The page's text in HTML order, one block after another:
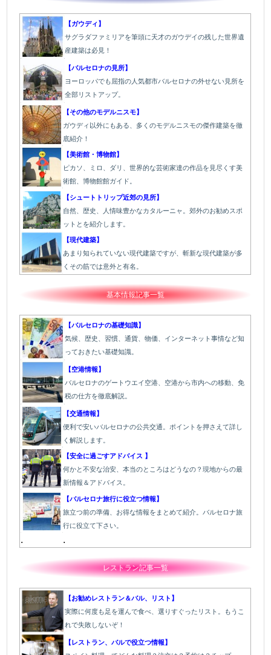
【ガウディ】
サグラダファミリアを筆頭に天才のガウデイの残した世界遺
産建築は必見！
【バルセロナの見所】
ヨーロッパでも屈指の人気都市バルセロナの外せない見所を
全部リストアップ。
【その他のモデルニスモ】
ガウディ以外にもある、多くのモデルニスモの傑作建築を徹
底紹介！
【美術館・博物館】
ピカソ、ミロ、ダリ、世界的な芸術家達の作品を見尽くす美
術館、博物館館ガイド。
【シュートトリップ近郊の見所】
自然、歴史、人情味豊かなカタルーニャ。郊外のお勧めスポ
ットとを紹介します。
【現代建築】
あまり知られていない現代建築ですが、斬新な現代建築が多
くその筋では意外と有名。
基本情報記事一覧
【バルセロナの基礎知識】
気候、歴史、習慣、通貨、物価、インターネット事情など知
っておきたい基礎知識。
【空港情報】
バルセロナのゲートウエイ空港、空港から市内への移動、免
税の仕方を徹底解説。
【交通情報】
便利で安いバルセロナの公共交通。ポイントを押さえて詳し
く解説します。
【安全に過ごすアドバイス 】
何かと不安な治安、本当のところはどうなの？現地からの最
新情報＆アドバイス。
【バルセロナ旅行に役立つ情報】
旅立つ前の準備、お得な情報をまとめて紹介。バルセロナ旅
行に役立て下さい。
. .
レストラン記事一覧
【お勧めレストラン＆バル、リスト】
実際に何度も足を運んで食べ、選りすぐったリスト。もうこ
れで失敗しないぞ！
【レストラン、バルで役立つ情報】